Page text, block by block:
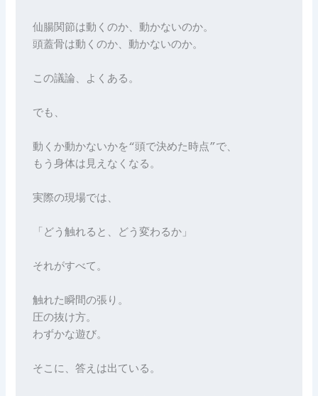
仙腸関節は動くのか、動かないのか。
頭蓋骨は動くのか、動かないのか。
この議論、よくある。
でも、
動くか動かないかを“頭で決めた時点”で、
もう身体は見えなくなる。
実際の現場では、
「どう触れると、どう変わるか」
それがすべて。
触れた瞬間の張り。
圧の抜け方。
わずかな遊び。
そこに、答えは出ている。